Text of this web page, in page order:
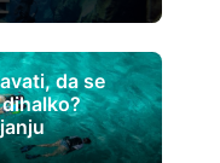
da se